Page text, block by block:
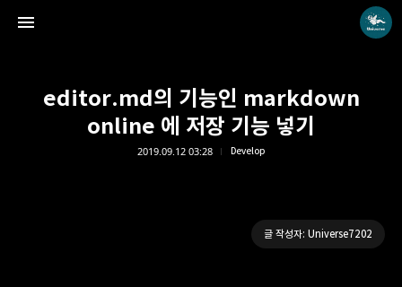
editor.md의 기능인 markdown
online 에 저장 기능 넣기
2019.09.12 03:28 Develop
글 작성자: Universe7202
Universe7202